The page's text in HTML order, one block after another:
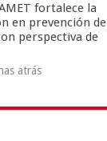
fortalece la
en prevención de
perspectiva de
atrás